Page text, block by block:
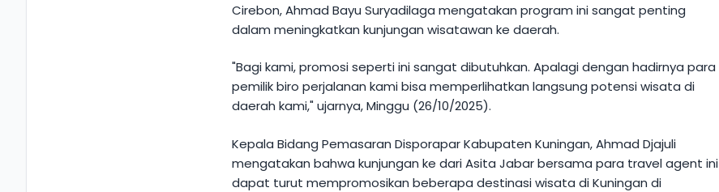
Cirebon, Ahmad Bayu Suryadilaga mengatakan program ini sangat penting
dalam meningkatkan kunjungan wisatawan ke daerah.
"Bagi kami, promosi seperti ini sangat dibutuhkan. Apalagi dengan hadirnya para
pemilik biro perjalanan kami bisa memperlihatkan langsung potensi wisata di
daerah kami," ujarnya, Minggu (26/10/2025).
Kepala Bidang Pemasaran Disporapar Kabupaten Kuningan, Ahmad Djajuli
mengatakan bahwa kunjungan ke dari Asita Jabar bersama para travel agent ini
dapat turut mempromosikan beberapa destinasi wisata di Kuningan di